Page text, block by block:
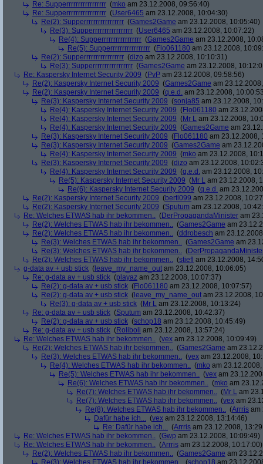
Re: Supperrrrrrrrrrrrrrrrr (mko am 23.12.2008, 09:56:40)
Re: Supperrrrrrrrrrrrrrrrr (User6465 am 23.12.2008, 10:04:30)
Re(2): Supperrrrrrrrrrrrrrrrr (Games2Game am 23.12.2008, 10:05:40)
Re(3): Supperrrrrrrrrrrrrrrrr (User6465 am 23.12.2008, 10:07:22)
Re(4): Supperrrrrrrrrrrrrrrrr (Games2Game am 23.12.2008,
Re(5): Supperrrrrrrrrrrrrrrrr (Flo061180 am 23.12.2008,
Re(2): Supperrrrrrrrrrrrrrrrr (dizo am 23.12.2008, 10:10:31)
Re(3): Supperrrrrrrrrrrrrrrrr (Games2Game am 23.12.2008,
Re: Kaspersky Internet Security 2009 (PvP am 23.12.2008, 09:58:56)
Re(2): Kaspersky Internet Security 2009 (Games2Game am
Re(2): Kaspersky Internet Security 2009 (q.e.d. am 23.12.2008,
Re(3): Kaspersky Internet Security 2009 (sonja85 am 23.12.2008,
Re(4): Kaspersky Internet Security 2009 (Flo061180 am
Re(4): Kaspersky Internet Security 2009 (Mr L am 23.12.2008,
Re(4): Kaspersky Internet Security 2009 (Games2Game am
Re(3): Kaspersky Internet Security 2009 (Flo061180 am 23.12.2008,
Re(3): Kaspersky Internet Security 2009 (Games2Game am
Re(4): Kaspersky Internet Security 2009 (mko am 23.12.2008,
Re(3): Kaspersky Internet Security 2009 (dizo am 23.12.2008,
Re(4): Kaspersky Internet Security 2009 (q.e.d. am 23.12.2008,
Re(5): Kaspersky Internet Security 2009 (Mr L am 23.12.2008,
Re(6): Kaspersky Internet Security 2009 (q.e.d. am
Re(2): Kaspersky Internet Security 2009 (bertl099 am 23.12.2008,
Re(2): Kaspersky Internet Security 2009 (Sputum am 23.12.2008,
Re: Welches ETWAS hab ihr bekommen.. (DerPropagandaMinister am
Re(2): Welches ETWAS hab ihr bekommen.. (Games2Game am
Re(2): Welches ETWAS hab ihr bekommen.. (ddrobesch am
Re(3): Welches ETWAS hab ihr bekommen.. (Games2Game am
Re(3): Welches ETWAS hab ihr bekommen.. (
Re(2): Welches ETWAS hab ihr bekommen.. (stiefl am 23.12.2008,
g-data av + usb stick ( leave_my_name_out am 23.12.2008, 10:06:05)
Re: g-data av + usb stick (playaz am 23.12.2008, 10:07:37)
Re(2): g-data av + usb stick (Flo061180 am 23.12.2008, 10:07:57)
Re(2): g-data av + usb stick ( leave_my_name_out am 23.12.2008,
Re(3): g-data av + usb stick (Mr L am 23.12.2008, 10:13:24)
Re: g-data av + usb stick (Sputum am 23.12.2008, 10:42:37)
Re(2): g-data av + usb stick (schop18 am 23.12.2008, 10:45:49)
Re: g-data av + usb stick (Roliboli am 23.12.2008, 13:57:24)
Re: Welches ETWAS hab ihr bekommen.. (vex am 23.12.2008, 10:09:49)
Re(2): Welches ETWAS hab ihr bekommen.. (Games2Game am
Re(3): Welches ETWAS hab ihr bekommen.. (vex am 23.12.2008,
Re(4): Welches ETWAS hab ihr bekommen.. (mko am
Re(5): Welches ETWAS hab ihr bekommen.. (vex am
Re(6): Welches ETWAS hab ihr bekommen.. (mko am
Re(7): Welches ETWAS hab ihr bekommen.. (Mr L am
Re(7): Welches ETWAS hab ihr bekommen.. (vex am
Re(8): Welches ETWAS hab ihr bekommen.. (Arrris am
Dafür habe ich... (vex am 23.12.2008, 13:14:46)
Re: Dafür habe ich... (Arrris am 23.12.2008,
Re: Welches ETWAS hab ihr bekommen.. (Gwp am 23.12.2008, 10:09:49)
Re: Welches ETWAS hab ihr bekommen.. (Arrris am 23.12.2008, 10:17:00)
Re(2): Welches ETWAS hab ihr bekommen.. (Games2Game am
Re(3): Welches ETWAS hab ihr bekommen.. (schop18 am